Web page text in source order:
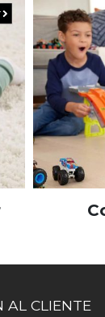
AL CLIENTE